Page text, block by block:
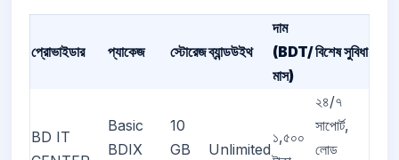
প্রোভাইডার প্যাকেজ স্টোরেজব্যান্ডউইথ
দাম
(BDT/
মাস)
বিশেষ সুবিধা
BD IT
Basic
BDIX
10
GB
Unlimited
১,৫০০
২৪/৭
সাপোর্ট,
লোড